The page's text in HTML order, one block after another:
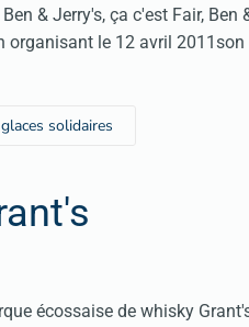
& Jerry's, ça c'est Fair, Ben
le 12 avril 2011son
solidaires
écossaise de whisky